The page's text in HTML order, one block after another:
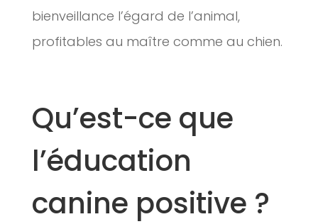
bienveillance l’égard de l’animal,
profitables au maître comme au chien.
Qu’est-ce que
l’éducation
canine positive ?